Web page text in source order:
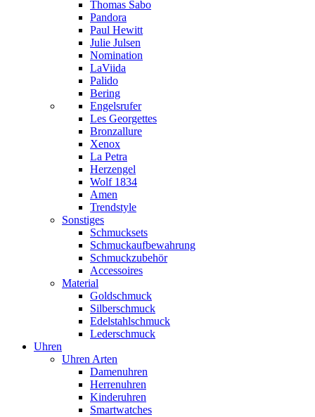
Thomas Sabo
Pandora
Paul Hewitt
Julie Julsen
Nomination
LaViida
Palido
Bering
Engelsrufer
Les Georgettes
Bronzallure
Xenox
La Petra
Herzengel
Wolf 1834
Amen
Trendstyle
Sonstiges
Schmucksets
Schmuckaufbewahrung
Schmuckzubehör
Accessoires
Material
Goldschmuck
Silberschmuck
Edelstahlschmuck
Lederschmuck
Uhren
Uhren Arten
Damenuhren
Herrenuhren
Kinderuhren
Smartwatches